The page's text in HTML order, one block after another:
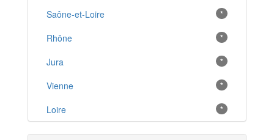
Thoiry *
Cessy *
Châtillon-sur-Chalaronne *
Meximieux *
Villars-les-Dombes *
Belley *
Saône-et-Loire *
Rhône *
Jura *
Vienne *
Loire *